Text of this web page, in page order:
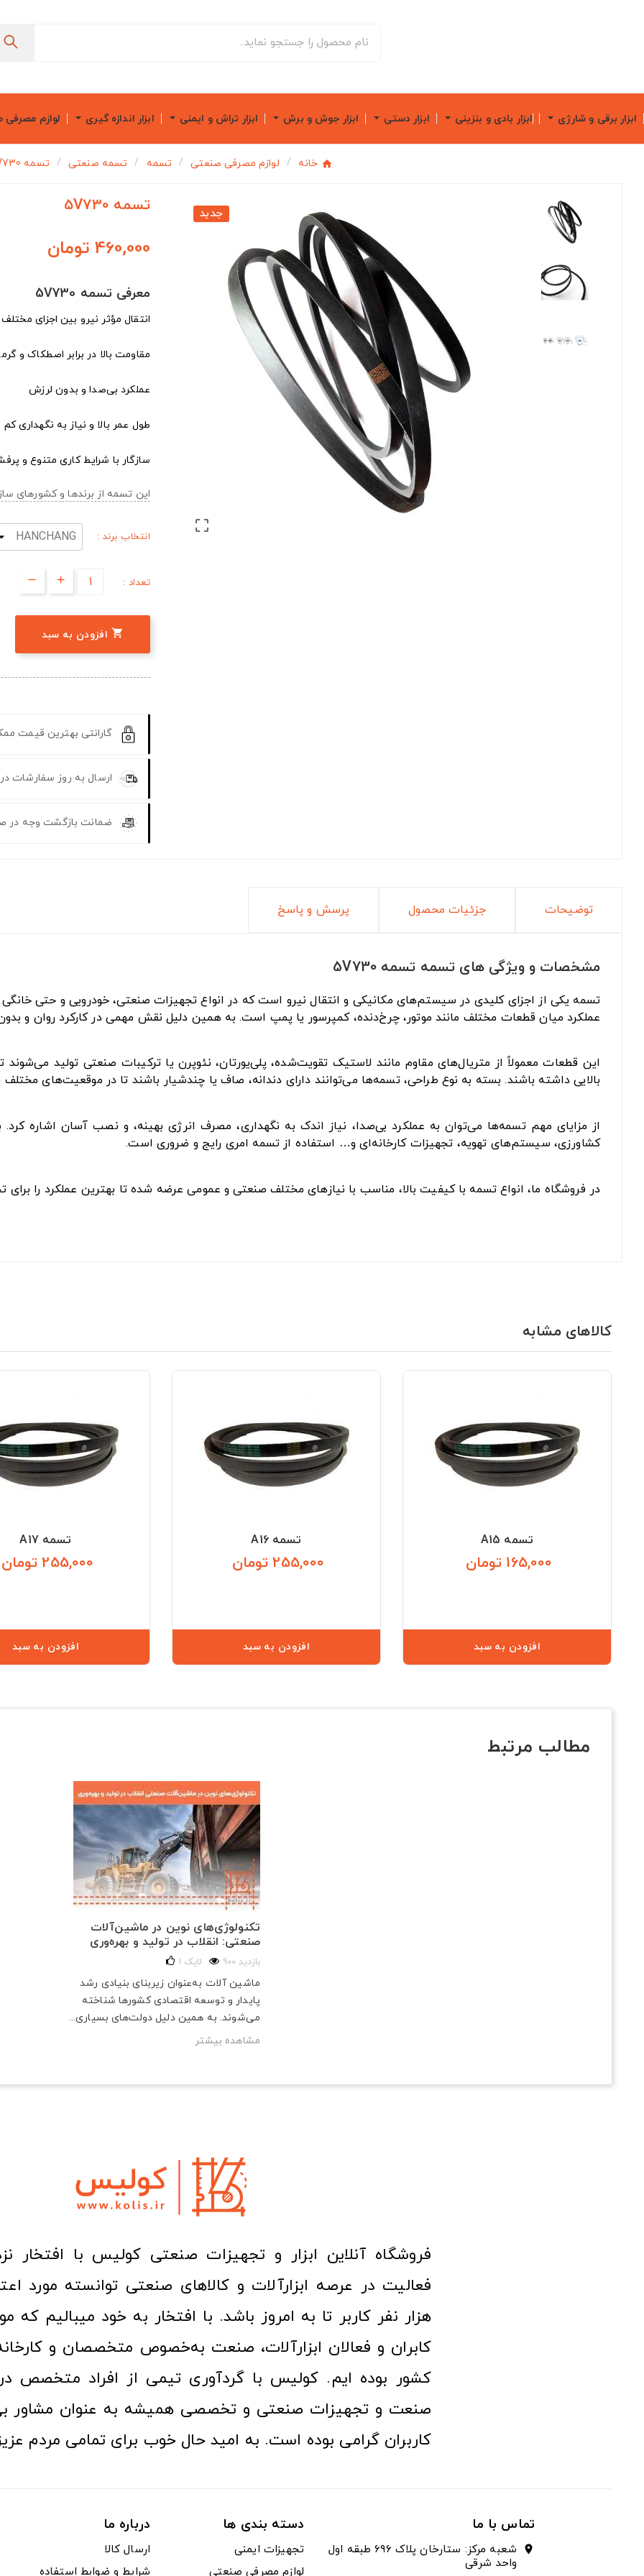
ابزار برقی و شارژی ابزار بادی و بنزینی ابزار دستی ابزار جوش و برش ابزار تراش و ایمنی ابزار اندازه گیری لوازم
خانه لوازم مصرفی صنعتی تسمه تسمه صنعتی تسمه 5V730
جدید

تسمه 5V730
460,000 تومان
معرفی تسمه 5V730
انتقال مؤثر نیرو بین اجزای مختلف
مقاومت بالا در برابر اصطکاک و
عملکرد بی‌صدا و بدون لرزش
طول عمر بالا و نیاز به نگهداری کم
سازگار با شرایط کاری متنوع و
این تسمه از برندها و کشورهای
انتخاب برند :
تعداد :
 افزودن به سبد
گارانتی بهترین قیمت
ارسال به روز سفارشات
ضمانت بازگشت وجه در
توضیحات جزئیات محصول پرسش و پاسخ
مشخصات و ویژگی های تسمه تسمه 5V730
تسمه یکی از اجزای کلیدی در سیستم‌های مکانیکی و انتقال نیرو است که در انواع تجهیزات صنعتی، خودرویی و حتی
عملکرد میان قطعات مختلف مانند موتور، چرخ‌دنده، کمپرسور یا پمپ است. به همین دلیل نقش مهمی در کارکرد روان و
این قطعات معمولاً از متریال‌های مقاوم مانند لاستیک تقویت‌شده، پلی‌یورتان، نئوپرن یا ترکیبات صنعتی تولید
بالایی داشته باشند. بسته به نوع طراحی، تسمه‌ها می‌توانند دارای دندانه، صاف یا چندشیار باشند تا در موقعیت‌های مختلف
از مزایای مهم تسمه‌ها می‌توان به عملکرد بی‌صدا، نیاز اندک به نگهداری، مصرف انرژی بهینه، و نصب آسان اشاره
کشاورزی، سیستم‌های تهویه، تجهیزات کارخانه‌ای و… استفاده از تسمه امری رایج و ضروری است.
در فروشگاه ما، انواع تسمه با کیفیت بالا، مناسب با نیازهای مختلف صنعتی و عمومی عرضه شده تا بهترین عملکرد را برای
کالاهای مشابه
تسمه A15
165,000 تومان
افزودن به سبد
تسمه A16
255,000 تومان
افزودن به سبد
تسمه A17
255,000 تومان
افزودن به سبد
مطالب مرتبط
تکنولوژی‌های نوین در ماشین‌آلات
صنعتی: انقلاب در تولید و بهره‌وری
900 بازدید 1 لایک
ماشین آلات به‌عنوان زیربنای بنیادی رشد
پایدار و توسعه اقتصادی کشورها شناخته
می‌شوند. به همین دلیل دولت‌های بسیاری...
مشاهده بیشتر
هزار نفر کاربر تا به امروز باشد. با افتخار به خود میبالیم که
کابران و فعالان ابزارآلات، صنعت به‌خصوص متخصصان و
کشور بوده ایم. کولیس با گردآوری تیمی از افراد متخصص در
صنعت و تجهیزات صنعتی و تخصصی همیشه به عنوان مشاور
کاربران گرامی بوده است. به امید حال خوب برای تمامی مردم
تماس با ما
location_on
شعبه مرکز: ستارخان پلاک ۶۹۶ طبقه اول
واحد شرقی
دسته بندی ها
تجهیزات ایمنی
لوازم مصرفی صنعتی
درباره ما
ارسال کالا
شرایط و ضوابط استفاده